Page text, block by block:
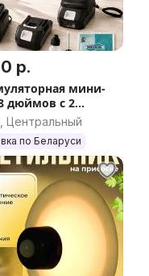
р.
мини-
дюймов с 2
Центральный
по Беларуси